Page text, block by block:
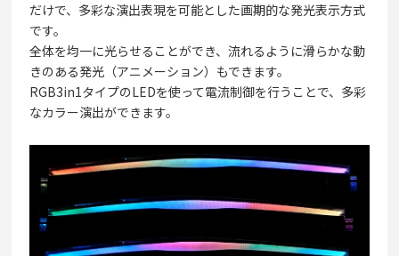
だけで、多彩な演出表現を可能とした画期的な発光表示方式
です。
全体を均一に光らせることができ、流れるように滑らかな動
きのある発光（アニメーション）もできます。
RGB3in1タイプのLEDを使って電流制御を行うことで、多彩
なカラー演出ができます。